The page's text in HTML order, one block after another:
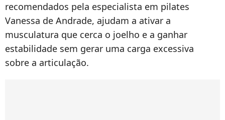
recomendados pela especialista em pilates
Vanessa de Andrade, ajudam a ativar a
musculatura que cerca o joelho e a ganhar
estabilidade sem gerar uma carga excessiva
sobre a articulação.